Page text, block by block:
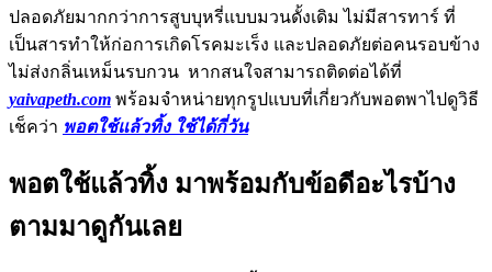
ปลอดภัยมากกว่าการสูบบุหรี่แบบมวนดั้งเดิม ไม่มีสารทาร์ ที่
เป็นสารทำให้ก่อการเกิดโรคมะเร็ง และปลอดภัยต่อคนรอบข้าง
ไม่ส่งกลิ่นเหม็นรบกวน หากสนใจสามารถติดต่อได้ที่
yaivapeth.com พร้อมจำหน่ายทุกรูปแบบที่เกี่ยวกับพอตพาไปดูวิธี
เช็คว่า พอตใช้แล้วทิ้ง ใช้ได้กี่วัน
พอตใช้แล้วทิ้ง มาพร้อมกับข้อดีอะไรบ้าง
ตามมาดูกันเลย